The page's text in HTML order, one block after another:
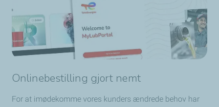
Onlinebestilling gjort nemt
For at imødekomme vores kunders ændrede behov har